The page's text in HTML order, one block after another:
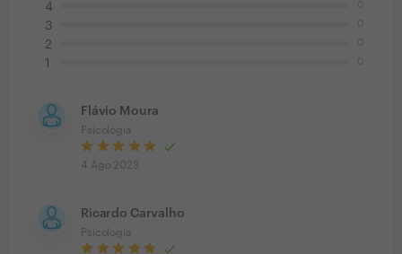
4
3
2
1
Flávio Moura
Psicologia
4 Ago 2023
Ricardo Carvalho
Psicologia